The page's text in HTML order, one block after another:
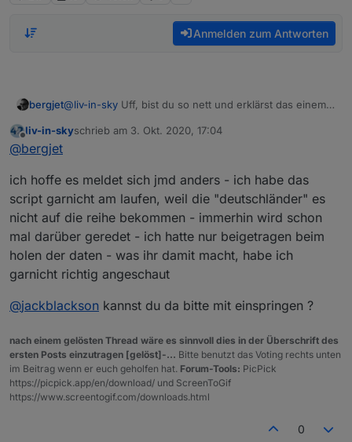
Anmelden zum Antworten
bergjet@liv-in-sky Uff, bist du so nett und erklärst das einem
Ich möchte diehttps://corona-
meinden_aktuell.jsonGemeinden anzeigen.
Also meinen Gemeindenamen und die Warnstufe und
von welchem Datum der Wert stammt. Das sollte je in
einen Datenpunkt.
Den Datenpunkt kann man ja danach in Vis auswerten.
Vielleicht ist dir eine plausible nachvollziehbare
Erklärung möglich.
Danke schon mal.
Offline
liv-in-skyschrieb am 3. Okt. 2020, 17:04
zuletzt editiert von
@bergjet
ich hoffe es meldet sich jmd anders - ich habe das
script garnicht am laufen, weil die "deutschländer" es
nicht auf die reihe bekommen - immerhin wird schon
mal darüber geredet - ich hatte nur beigetragen beim
holen der daten - was ihr damit macht, habe ich
garnicht richtig angeschaut
@jackblackson kannst du da bitte mit einspringen ?
nach einem gelösten Thread wäre es sinnvoll dies in der Überschrift des
ersten Posts einzutragen [gelöst]-... Bitte benutzt das Voting rechts unten
im Beitrag wenn er euch geholfen hat. Forum-Tools: PicPick
https://picpick.app/en/download/ und ScreenToGif
https://www.screentogif.com/downloads.html
0